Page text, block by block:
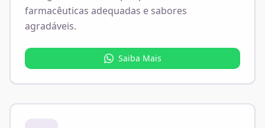
farmacêuticas adequadas e sabores
agradáveis.
Saiba Mais